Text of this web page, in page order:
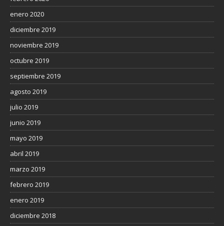
enero 2020
diciembre 2019
noviembre 2019
octubre 2019
septiembre 2019
agosto 2019
julio 2019
junio 2019
mayo 2019
abril 2019
marzo 2019
febrero 2019
enero 2019
diciembre 2018